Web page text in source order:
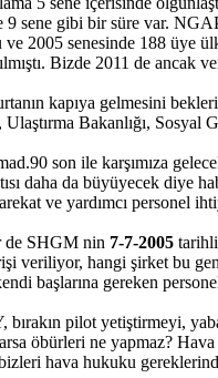
9 sene gibi bir süre var.
2005 senesinde 188 üye
Bizde 2011 de ancak
kapıya gelmesini
Ulaştırma Bakanlığı, Sosyal
son ile karşımıza
daha da büyüyecek diye
ve yardımcı personel
de SHGM nin 7-7-2005
veriliyor, hangi şirket bu
başlarına gereken
bırakın pilot yetiştirmeyi,
öbürleri ne yapmaz?
hava hukuku